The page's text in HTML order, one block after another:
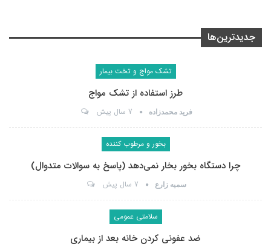
جدیدترین‌ها
تشک مواج و تخت بیمار
طرز استفاده از تشک مواج
فرید محمدزاده 7 سال پیش
بخور و مرطوب کننده
چرا دستگاه بخور بخار نمی‌دهد (پاسخ به سوالات متدوال)
سمیه زارع 7 سال پیش
سلامتی عمومی
ضد عفونی کردن خانه بعد از بیماری